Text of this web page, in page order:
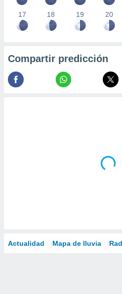
17 18 19 20
Compartir predicción
Actualidad Mapa de lluvia